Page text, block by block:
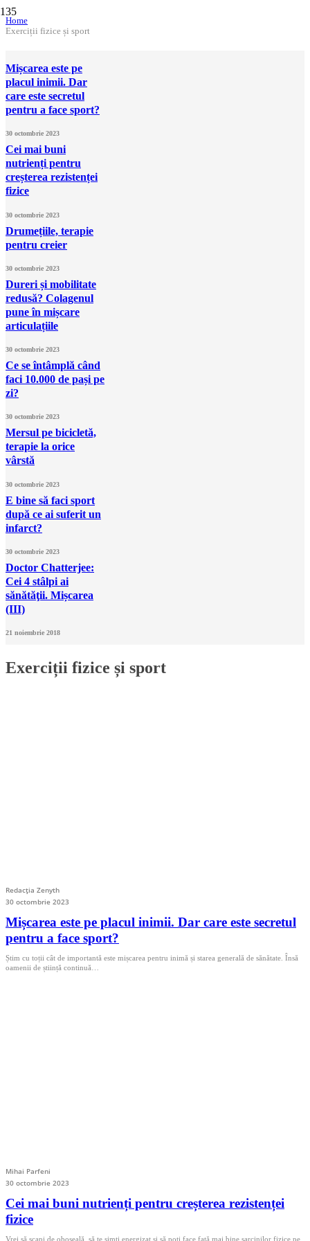
Home
Exerciții fizice și sport
Mișcarea este pe
placul inimii. Dar
care este secretul
pentru a face sport?
30 octombrie 2023
Cei mai buni
nutrienți pentru
creșterea rezistenței
fizice
30 octombrie 2023
Drumețiile, terapie
pentru creier
30 octombrie 2023
Dureri și mobilitate
redusă? Colagenul
pune în mișcare
articulațiile
30 octombrie 2023
Ce se întâmplă când
faci 10.000 de pași pe
zi?
30 octombrie 2023
Mersul pe bicicletă,
terapie la orice
vârstă
30 octombrie 2023
E bine să faci sport
după ce ai suferit un
infarct?
30 octombrie 2023
Doctor Chatterjee:
Cei 4 stâlpi ai
sănătăţii. Mișcarea
(III)
21 noiembrie 2018
Exerciții fizice și sport
Redacția Zenyth
30 octombrie 2023
Mișcarea este pe placul inimii. Dar care este secretul
pentru a face sport?
Știm cu toții cât de importantă este mișcarea pentru inimă și starea generală de sănătate. Însă
oamenii de știință continuă…
Mihai Parfeni
30 octombrie 2023
Cei mai buni nutrienți pentru creșterea rezistenței
fizice
Vrei să scapi de oboseală, să te simți energizat și să poți face față mai bine sarcinilor fizice pe